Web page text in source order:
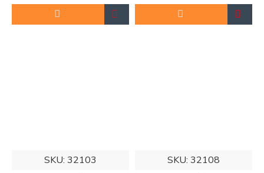
SKU: 32103 SKU: 32108